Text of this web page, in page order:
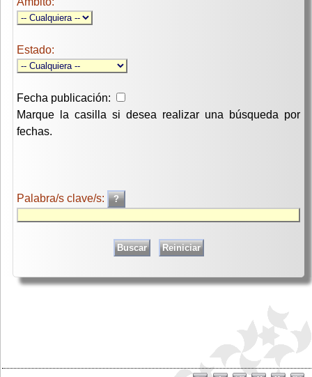
Estado:
Fecha publicación:
Marque la casilla si desea realizar una búsqueda por
fechas.
Palabra/s clave/s: